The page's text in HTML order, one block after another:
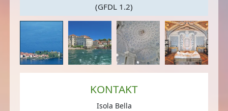
(GFDL 1.2)
KONTAKT
Isola Bella